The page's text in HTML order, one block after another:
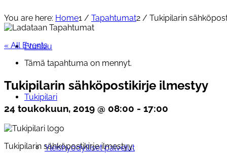
Etusivu
Tukipilari
Yleishyödylliset palvelut
You are here: Home1 / Tapahtumat2 / Tukipilarin
« All Events
Tämä tapahtuma on mennyt.
Tukipilarin sähköpostikirje ilmestyy
24 toukokuun, 2019 @ 08:00 - 17:00
Tukipilarin sähköpostikirje ilmestyy.